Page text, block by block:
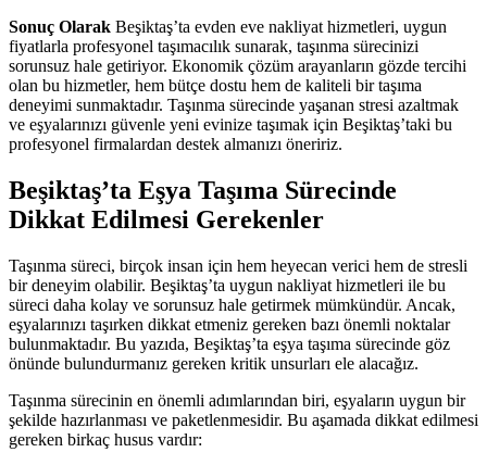
Sonuç Olarak Beşiktaş’ta evden eve nakliyat hizmetleri, uygun
fiyatlarla profesyonel taşımacılık sunarak, taşınma sürecinizi
sorunsuz hale getiriyor. Ekonomik çözüm arayanların gözde tercihi
olan bu hizmetler, hem bütçe dostu hem de kaliteli bir taşıma
deneyimi sunmaktadır. Taşınma sürecinde yaşanan stresi azaltmak
ve eşyalarınızı güvenle yeni evinize taşımak için Beşiktaş’taki bu
profesyonel firmalardan destek almanızı öneririz.
Beşiktaş’ta Eşya Taşıma Sürecinde
Dikkat Edilmesi Gerekenler
Taşınma süreci, birçok insan için hem heyecan verici hem de stresli
bir deneyim olabilir. Beşiktaş’ta uygun nakliyat hizmetleri ile bu
süreci daha kolay ve sorunsuz hale getirmek mümkündür. Ancak,
eşyalarınızı taşırken dikkat etmeniz gereken bazı önemli noktalar
bulunmaktadır. Bu yazıda, Beşiktaş’ta eşya taşıma sürecinde göz
önünde bulundurmanız gereken kritik unsurları ele alacağız.
Taşınma sürecinin en önemli adımlarından biri, eşyaların uygun bir
şekilde hazırlanması ve paketlenmesidir. Bu aşamada dikkat edilmesi
gereken birkaç husus vardır: